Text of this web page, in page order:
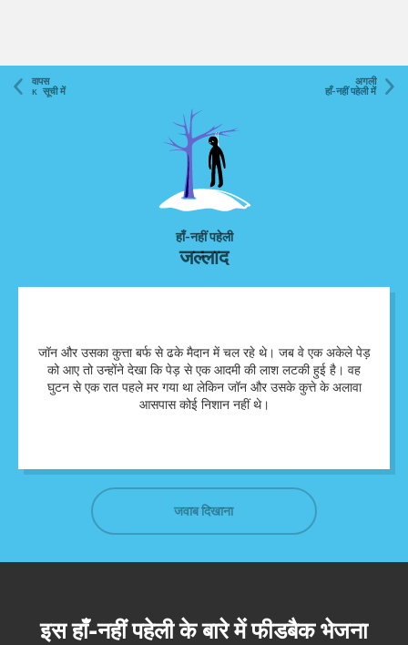
वापस
к सूची में
अगली
हाँ-नहीं पहेली में
हाँ-नहीं पहेली
जल्लाद
जॉन और उसका कुत्ता बर्फ से ढके मैदान में चल रहे थे। जब वे एक अकेले पेड़
को आए तो उन्होंने देखा कि पेड़ से एक आदमी की लाश लटकी हुई है। वह
घुटन से एक रात पहले मर गया था लेकिन जॉन और उसके कुत्ते के अलावा
आसपास कोई निशान नहीं थे।
वह आदमी पैराशूट की सहायता से कूदने वाला था। उसका पैराशूट उलझ गया
और पेड़ की शाखाओं पर फंस गया।
जवाब दिखाना
इस हाँ-नहीं पहेली के बारे में फीडबैक भेजना